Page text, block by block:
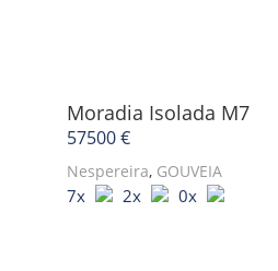
Moradia Isolada M7
57500 €
Nespereira, GOUVEIA
7x 2x 0x